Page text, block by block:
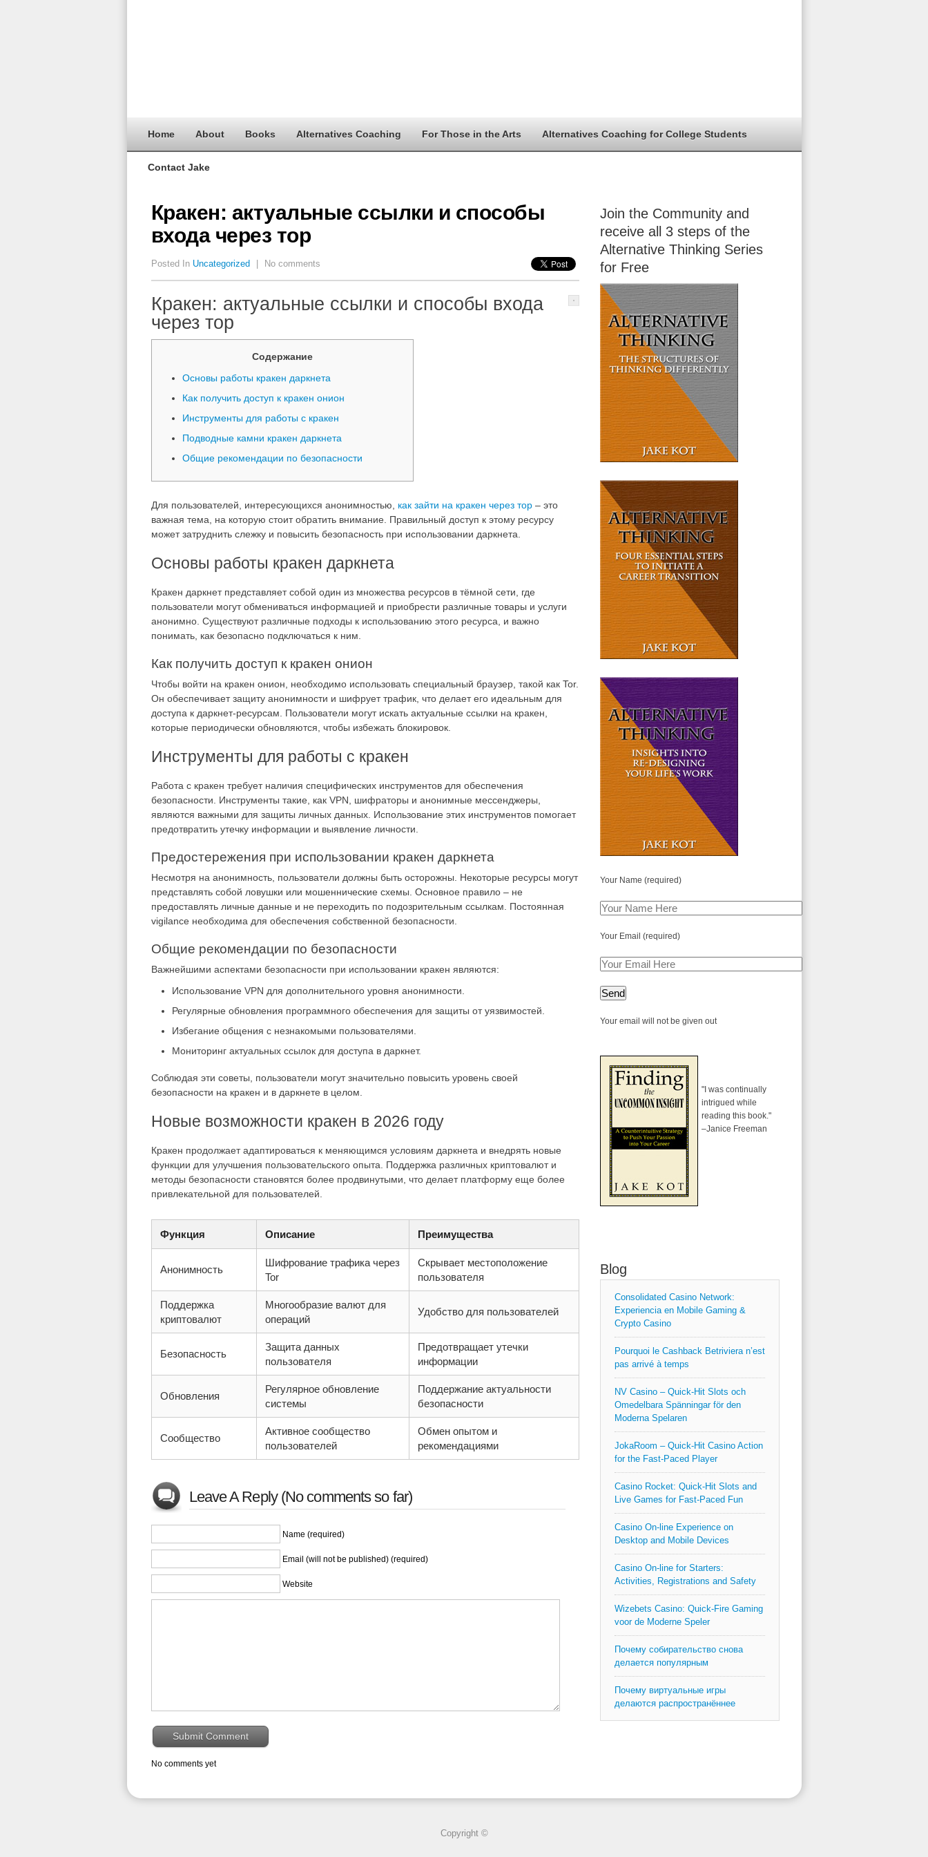
Home About Books Alternatives Coaching For Those in the Arts Alternatives Coaching for College Students
Contact Jake
Кракен: актуальные ссылки и способы
входа через тор
Posted In Uncategorized No comments
Кракен: актуальные ссылки и способы входа
через тор
Содержание
Основы работы кракен даркнета
Как получить доступ к кракен онион
Инструменты для работы с кракен
Подводные камни кракен даркнета
Общие рекомендации по безопасности
Для пользователей, интересующихся анонимностью, как зайти на кракен через тор– это
важная тема, на которую стоит обратить внимание. Правильный доступ к этому ресурсу
может затруднить слежку и повысить безопасность при использовании даркнета.
Основы работы кракен даркнета
Кракен даркнет представляет собой один из множества ресурсов в тёмной сети, где
пользователи могут обмениваться информацией и приобрести различные товары и услуги
анонимно. Существуют различные подходы к использованию этого ресурса, и важно
понимать, как безопасно подключаться к ним.
Как получить доступ к кракен онион
Чтобы войти на кракен онион, необходимо использовать специальный браузер, такой как Tor.
Он обеспечивает защиту анонимности и шифрует трафик, что делает его идеальным для
доступа к даркнет-ресурсам. Пользователи могут искать актуальные ссылки на кракен,
которые периодически обновляются, чтобы избежать блокировок.
Инструменты для работы с кракен
Работа с кракен требует наличия специфических инструментов для обеспечения
безопасности. Инструменты такие, как VPN, шифраторы и анонимные мессенджеры,
являются важными для защиты личных данных. Использование этих инструментов помогает
предотвратить утечку информации и выявление личности.
Предостережения при использовании кракен даркнета
Несмотря на анонимность, пользователи должны быть осторожны. Некоторые ресурсы могут
представлять собой ловушки или мошеннические схемы. Основное правило – не
предоставлять личные данные и не переходить по подозрительным ссылкам. Постоянная
vigilance необходима для обеспечения собственной безопасности.
Общие рекомендации по безопасности
Важнейшими аспектами безопасности при использовании кракен являются:
Использование VPN для дополнительного уровня анонимности.
Регулярные обновления программного обеспечения для защиты от уязвимостей.
Избегание общения с незнакомыми пользователями.
Мониторинг актуальных ссылок для доступа в даркнет.
Соблюдая эти советы, пользователи могут значительно повысить уровень своей
безопасности на кракен и в даркнете в целом.
Новые возможности кракен в 2026 году
Кракен продолжает адаптироваться к меняющимся условиям даркнета и внедрять новые
функции для улучшения пользовательского опыта. Поддержка различных криптовалют и
методы безопасности становятся более продвинутыми, что делает платформу еще более
привлекательной для пользователей.
Функция Описание Преимущества
Анонимность
Шифрование трафика через
Tor
Скрывает местоположение
пользователя
Поддержка
криптовалют
Многообразие валют для
операций
Удобство для пользователей
Безопасность
Защита данных
пользователя
Предотвращает утечки
информации
Обновления
Регулярное обновление
системы
Поддержание актуальности
безопасности
Сообщество
Активное сообщество
пользователей
Обмен опытом и
рекомендациями
Leave A Reply (No comments so far)
Name (required)
Email (will not be published) (required)
Website
No comments yet
Join the Community and
receive all 3 steps of the
Alternative Thinking Series
for Free
Your Name (required)
Your Email (required)
Your email will not be given out
"I was continually
intrigued while
reading this book."
–Janice Freeman
Blog
Consolidated Casino Network:
Experiencia en Mobile Gaming &
Crypto Casino
Pourquoi le Cashback Betriviera n’est
pas arrivé à temps
NV Casino – Quick‑Hit Slots och
Omedelbara Spänningar för den
Moderna Spelaren
JokaRoom – Quick‑Hit Casino Action
for the Fast‑Paced Player
Casino Rocket: Quick‑Hit Slots and
Live Games for Fast‑Paced Fun
Casino On-line Experience on
Desktop and Mobile Devices
Casino On-line for Starters:
Activities, Registrations and Safety
Wizebets Casino: Quick‑Fire Gaming
voor de Moderne Speler
Почему собирательство снова
делается популярным
Почему виртуальные игры
делаются распространённее
Copyright ©